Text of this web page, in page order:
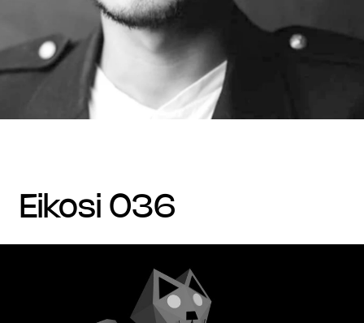
eikosi 036